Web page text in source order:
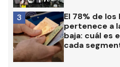
El 78% de
pertenece a
baja: cuál es
cada
3